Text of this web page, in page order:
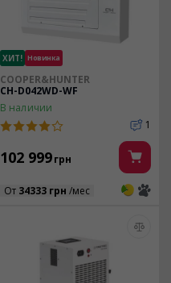
ХИТ! Новинка
COOPER&HUNTER
CH-D042WD-WF
В наличии
1
102 999грн
От 34333 грн /мес 3 3